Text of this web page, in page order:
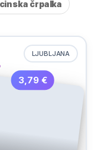
črpalka
LJUBLJANA
3,79 €